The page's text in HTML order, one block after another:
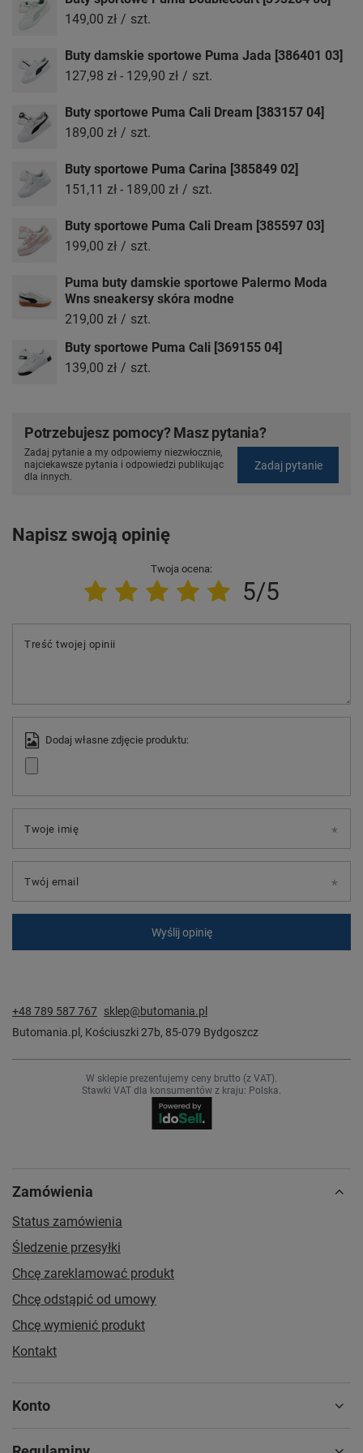
149,00 zł / szt.
Buty damskie sportowe Puma Jada [386401 03]
127,98 zł - 129,90 zł / szt.
Buty sportowe Puma Cali Dream [383157 04]
189,00 zł / szt.
Buty sportowe Puma Carina [385849 02]
151,11 zł - 189,00 zł / szt.
Buty sportowe Puma Cali Dream [385597 03]
199,00 zł / szt.
Puma buty damskie sportowe Palermo Moda
Wns sneakersy skóra modne
219,00 zł / szt.
Buty sportowe Puma Cali [369155 04]
139,00 zł / szt.
Potrzebujesz pomocy? Masz pytania?
Zadaj pytanie a my odpowiemy niezwłocznie,
najciekawsze pytania i odpowiedzi publikując
dla innych.
Zadaj pytanie
Napisz swoją opinię
Twoja ocena:
5/5
Treść twojej opinii
Dodaj własne zdjęcie produktu:
Twoje imię
Twój email
Wyślij opinię
+48 789 587 767 sklep@butomania.pl
Butomania.pl , Kościuszki 27b, 85-079 Bydgoszcz
W sklepie prezentujemy ceny brutto (z VAT).
Stawki VAT dla konsumentów z kraju: Polska.
Zamówienia
Status zamówienia
Śledzenie przesyłki
Chcę zareklamować produkt
Chcę odstąpić od umowy
Chcę wymienić produkt
Kontakt
Konto